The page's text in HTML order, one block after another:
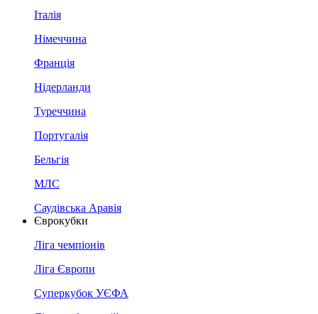
Італія
Німеччина
Франція
Нідерланди
Туреччина
Португалія
Бельгія
МЛС
Саудівська Аравія
Єврокубки
Ліга чемпіонів
Ліга Європи
Суперкубок УЄФА